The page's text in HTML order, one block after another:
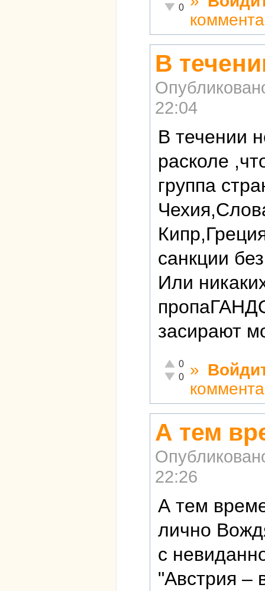
Неадекватно!
0
В
22:04
В течении
расколе
группа
санкции
Или
засирают
Отлично!
0
Неадекватно!
0 »
А тем
22:26
А тем
лично
с
"Австрия –